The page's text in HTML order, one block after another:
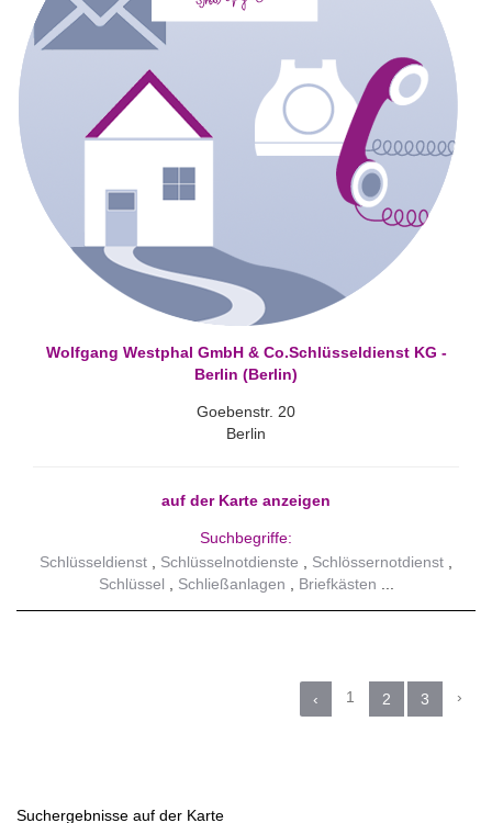
Wolfgang Westphal GmbH & Co.Schlüsseldienst KG -
Berlin (Berlin)
Goebenstr. 20
Berlin
auf der Karte anzeigen
Suchbegriffe:
Schlüsseldienst
Schlüsselnotdienste
Schlössernotdienst
Schlüssel
Schließanlagen Briefkästen
‹ 1 2 3 ›
Suchergebnisse auf der Karte